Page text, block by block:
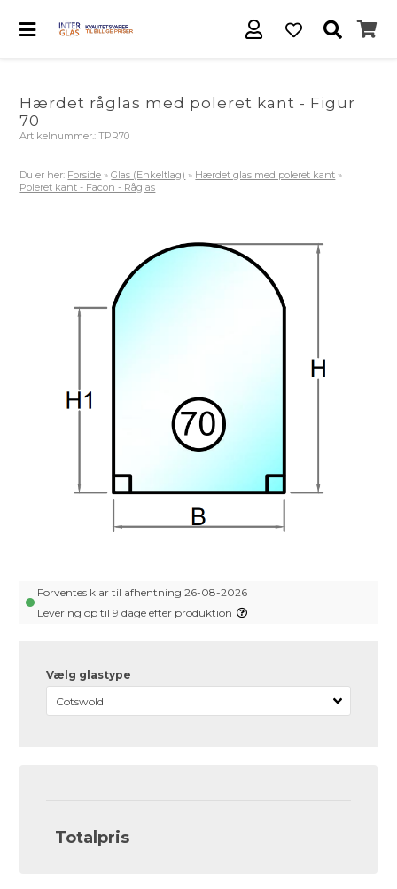
Hærdet råglas med poleret kant - Figur
70
Artikelnummer.:TPR70
Du er her: Forside »Glas (Enkeltlag) » Hærdet glas med poleret kant »
Poleret kant - Facon - Råglas
Forventes klar til afhentning 26-08-2026
Levering op til 9 dage efter produktion
Vælg glastype
Totalpris